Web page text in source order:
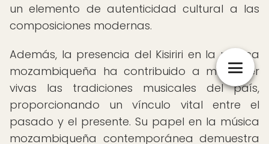
un elemento de autenticidad cultural a las
composiciones modernas.
Además, la presencia del Kisiriri en la música
mozambiqueña ha contribuido a mantener
vivas las tradiciones musicales del país,
proporcionando un vínculo vital entre el
pasado y el presente. Su papel en la música
mozambiqueña contemporánea demuestra